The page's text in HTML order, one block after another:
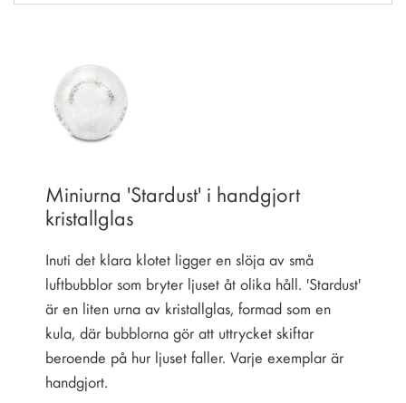
Miniurna 'Stardust' i handgjort
kristallglas
Inuti det klara klotet ligger en slöja av små
luftbubblor som bryter ljuset åt olika håll. 'Stardust'
är en liten urna av kristallglas, formad som en
kula, där bubblorna gör att uttrycket skiftar
beroende på hur ljuset faller. Varje exemplar är
handgjort.